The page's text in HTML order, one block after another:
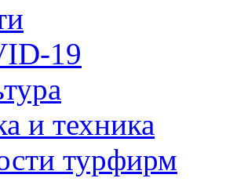
19
и техника
турфирм